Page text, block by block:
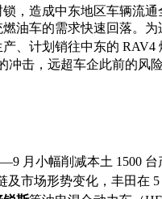
，造成中东地区车辆流
油车的需求快速回落。
、计划销往中东的
击，远超车企此前的风险
月小幅削减本土 1500
及市场形势变化，丰田在